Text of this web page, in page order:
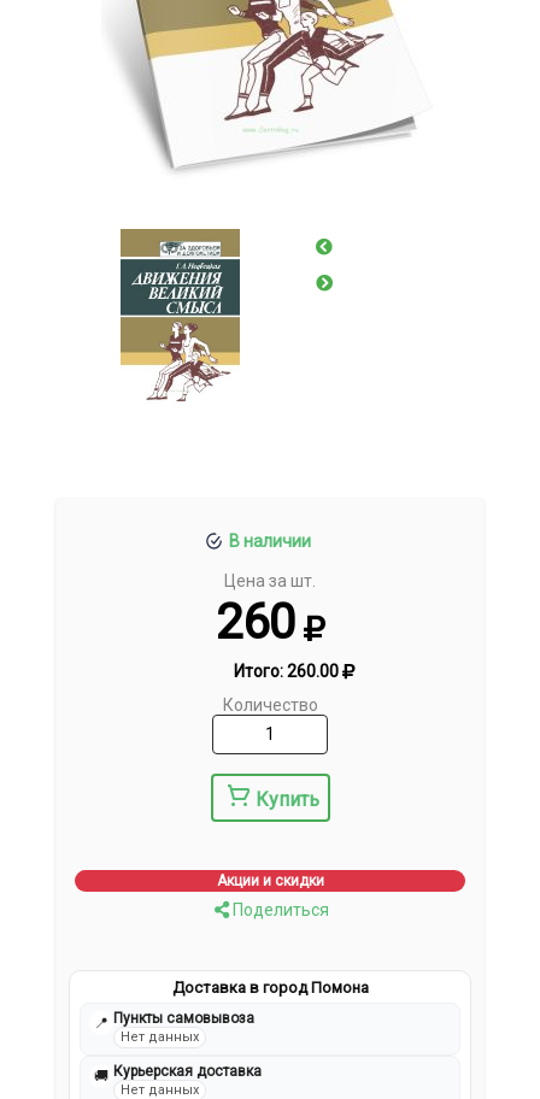
В наличии
Цена за шт.
260
Итого:260.00
Количество
Купить
Акции и скидки
Поделиться
Доставка в город Помона
📍 Пункты самовывоза
Нет данных
🚚 Курьерская доставка
Нет данных